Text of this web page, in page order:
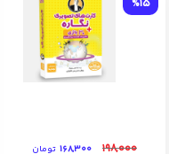
%15
۱۹۸,۰۰۰ ۱۶۸,۳۰۰ تومان